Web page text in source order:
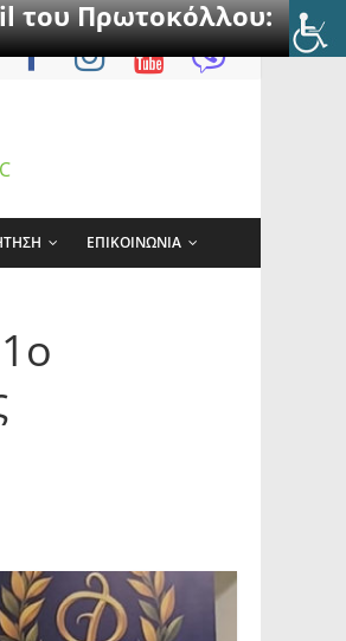
του Πρωτοκόλλου:
ΕΠΙΚΟΙΝΩΝΙΑ